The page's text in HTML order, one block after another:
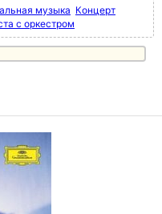
музыка Концерт
с оркестром